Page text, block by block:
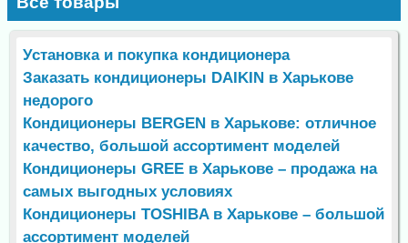
Установка и покупка кондиционера
Заказать кондиционеры DAIKIN в Харькове
недорого
Кондиционеры BERGEN в Харькове: отличное
качество, большой ассортимент моделей
Кондиционеры GREE в Харькове – продажа на
самых выгодных условиях
Кондиционеры TOSHIBA в Харькове – большой
ассортимент моделей